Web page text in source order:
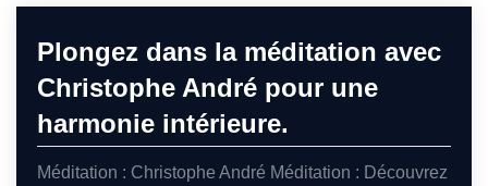
Plongez dans la méditation avec
Christophe André pour une
harmonie intérieure.
Méditation : Christophe André Méditation : Découvrez